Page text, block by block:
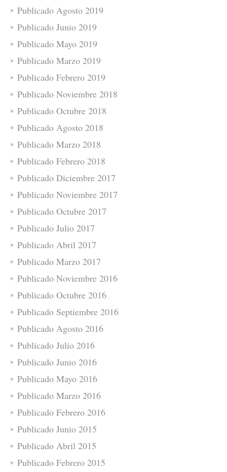
Publicado Agosto 2019
Publicado Junio 2019
Publicado Mayo 2019
Publicado Marzo 2019
Publicado Febrero 2019
Publicado Noviembre 2018
Publicado Octubre 2018
Publicado Agosto 2018
Publicado Marzo 2018
Publicado Febrero 2018
Publicado Diciembre 2017
Publicado Noviembre 2017
Publicado Octubre 2017
Publicado Julio 2017
Publicado Abril 2017
Publicado Marzo 2017
Publicado Noviembre 2016
Publicado Octubre 2016
Publicado Septiembre 2016
Publicado Agosto 2016
Publicado Julio 2016
Publicado Junio 2016
Publicado Mayo 2016
Publicado Marzo 2016
Publicado Febrero 2016
Publicado Junio 2015
Publicado Abril 2015
Publicado Febrero 2015